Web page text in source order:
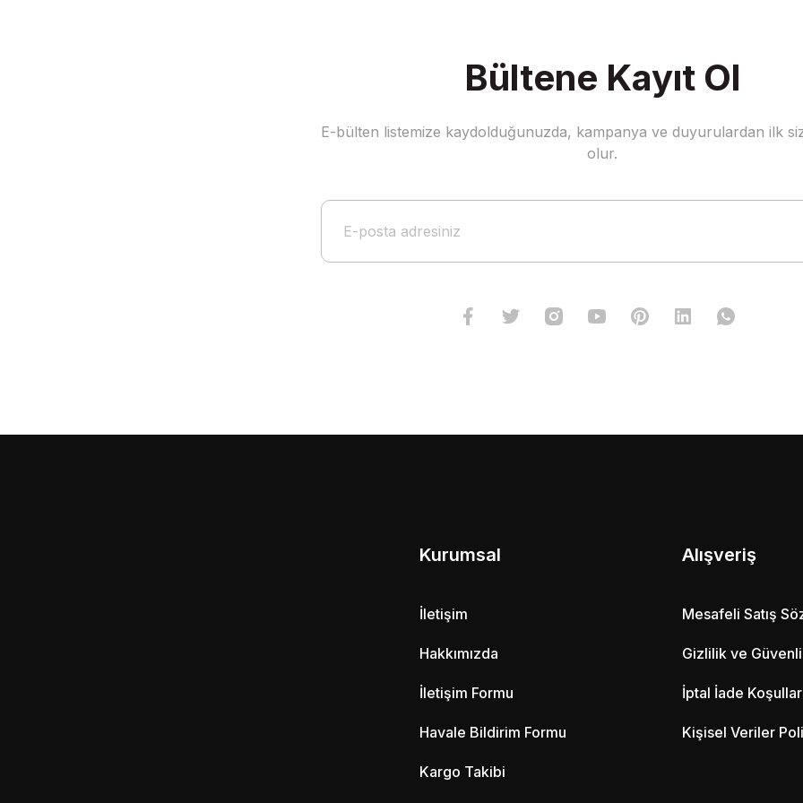
Gönder
Bültene Kayıt Ol
E-bülten listemize kaydolduğunuzda, kampanya ve duyurulardan ilk
olur.
Kurumsal
İletişim
Hakkımızda
İletişim Formu
Havale Bildirim Formu
Kargo Takibi
Alışveriş
Mesafeli Satış
Gizlilik ve
İptal İade
Kişisel Veriler